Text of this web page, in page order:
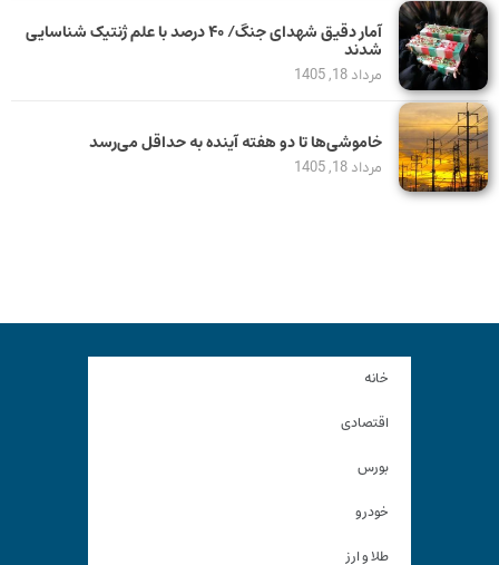
آمار دقیق شهدای جنگ/ ۴۰ درصد با علم ژنتیک شناسایی
شدند
مرداد 18, 1405
خاموشی‌ها تا دو هفته آینده به حداقل می‌رسد
مرداد 18, 1405
خانه
اقتصادی
بورس
خودرو
طلا و ارز